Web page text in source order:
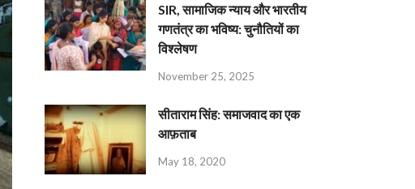
SIR, सामाजिक न्याय और भारतीय
गणतंत्र का भविष्य: चुनौतियों का
विश्लेषण
November 25, 2025
सीताराम सिंह: समाजवाद का एक
आफ़ताब
May 18, 2020